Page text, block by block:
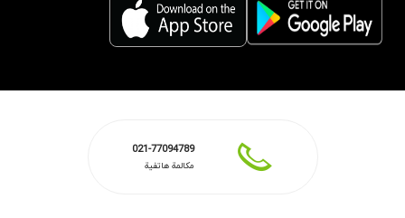
021-77094789
مكالمة هاتفية